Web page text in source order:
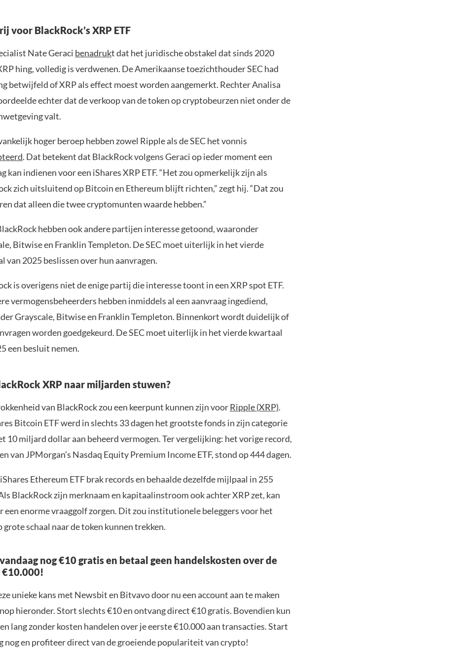
voor BlackRock’s XRP ETF
Nate Geraci benadrukt dat het juridische obstakel dat sinds 2020
hing, volledig is verdwenen. De Amerikaanse toezichthouder SEC had
betwijfeld of XRP als effect moest worden aangemerkt. Rechter Analisa
echter dat de verkoop van de token op cryptobeurzen niet onder de
valt.
hoger beroep hebben zowel Ripple als de SEC het vonnis
. Dat betekent dat BlackRock volgens Geraci op ieder moment een
kan indienen voor een iShares XRP ETF. “Het zou opmerkelijk zijn als
zich uitsluitend op Bitcoin en Ethereum blijft richten,” zegt hij. “Dat zou
dat alleen die twee cryptomunten waarde hebben.”
hebben ook andere partijen interesse getoond, waaronder
Bitwise en Franklin Templeton. De SEC moet uiterlijk in het vierde
van 2025 beslissen over hun aanvragen.
is overigens niet de enige partij die interesse toont in een XRP spot ETF.
vermogensbeheerders hebben inmiddels al een aanvraag ingediend,
Grayscale, Bitwise en Franklin Templeton. Binnenkort wordt duidelijk of
worden goedgekeurd. De SEC moet uiterlijk in het vierde kwartaal
een besluit nemen.
XRP naar miljarden stuwen?
van BlackRock zou een keerpunt kunnen zijn voorRipple (XRP).
Bitcoin ETF werd in slechts 33 dagen het grootste fonds in zijn categorie
10 miljard dollar aan beheerd vermogen. Ter vergelijking: het vorige record,
van JPMorgan’s Nasdaq Equity Premium Income ETF, stond op 444 dagen.
Ethereum ETF brak records en behaalde dezelfde mijlpaal in 255
BlackRock zijn merknaam en kapitaalinstroom ook achter XRP zet, kan
een enorme vraaggolf zorgen. Dit zou institutionele beleggers voor het
grote schaal naar de token kunnen trekken.
nog €10 gratis en betaal geen handelskosten over de
€10.000!
unieke kans met Newsbit en Bitvavo door nu een account aan te maken
hieronder. Stort slechts €10 en ontvang direct €10 gratis. Bovendien kun
lang zonder kosten handelen over je eerste €10.000 aan transacties. Start
nog en profiteer direct van de groeiende populariteit van crypto!